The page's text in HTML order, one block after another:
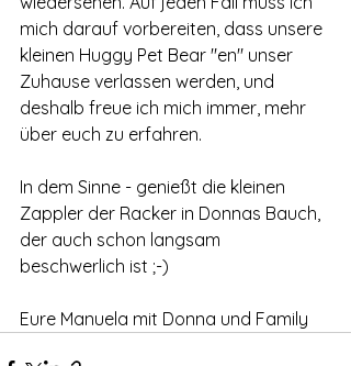
mich darauf vorbereiten, dass unsere
kleinen Huggy Pet Bear "en" unser
Zuhause verlassen werden, und
deshalb freue ich mich immer, mehr
über euch zu erfahren.
In dem Sinne - genießt die kleinen
Zappler der Racker in Donnas Bauch,
der auch schon langsam
beschwerlich ist ;-)
Eure Manuela mit Donna und Family